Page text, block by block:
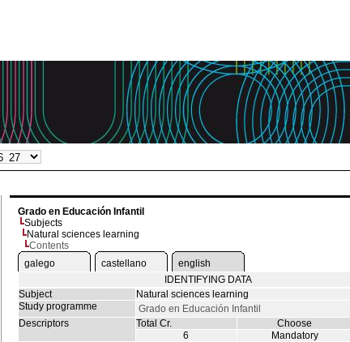
Grado en Educación Infantil
Subjects
Natural sciences learning
Contents
galego
castellano
english
IDENTIFYING DATA
Subject
Natural sciences learning
Study programme
Grado en Educación Infantil
Descriptors
Total Cr. Choose
6
Mandatory